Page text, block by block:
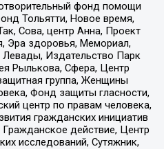
фонд помощи
Тольятти, Новое время,
Сова, центр Анна, Проект
Эра здоровья, Мемориал,
Издательство Парк
Рылькова, Сфера, Центр
группа, Женщины
Фонд защиты гласности,
центр по правам человека,
гражданских инициатив
Гражданское действие, Центр
исследований, Сутяжник,